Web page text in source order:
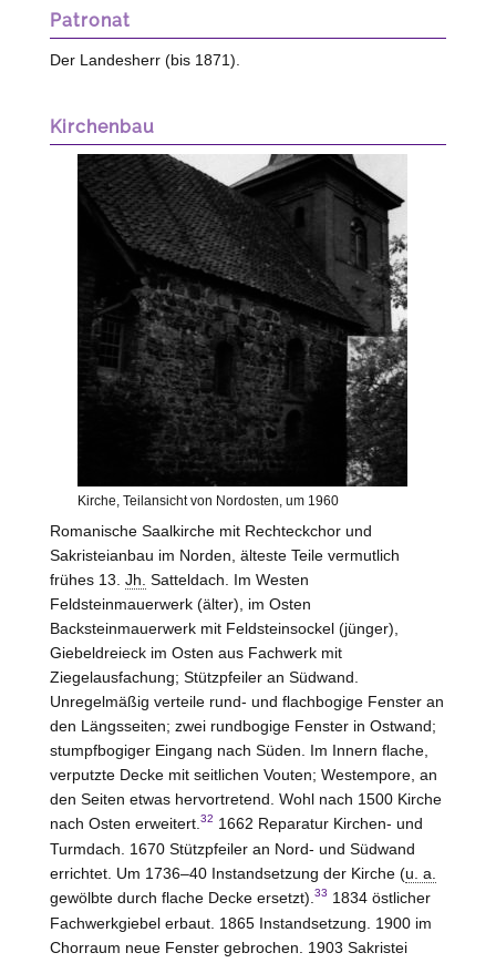
Patronat
Der Landesherr (bis 1871).
Kirchenbau
Kirche, Teilansicht von Nordosten, um 1960
Romanische Saalkirche mit Rechteckchor und
Sakristeianbau im Norden, älteste Teile vermutlich
frühes 13. Jh. Satteldach. Im Westen
Feldsteinmauerwerk (älter), im Osten
Backsteinmauerwerk mit Feldsteinsockel (jünger),
Giebeldreieck im Osten aus Fachwerk mit
Ziegelausfachung; Stützpfeiler an Südwand.
Unregelmäßig verteile rund- und flachbogige Fenster an
den Längsseiten; zwei rundbogige Fenster in Ostwand;
stumpfbogiger Eingang nach Süden. Im Innern flache,
verputzte Decke mit seitlichen Vouten; Westempore, an
den Seiten etwas hervortretend. Wohl nach 1500 Kirche
nach Osten erweitert. 32 1662 Reparatur Kirchen- und
Turmdach. 1670 Stützpfeiler an Nord- und Südwand
errichtet. Um 1736–40 Instandsetzung der Kirche (u. a.
gewölbte durch flache Decke ersetzt). 33 1834 östlicher
Fachwerkgiebel erbaut. 1865 Instandsetzung. 1900 im
Chorraum neue Fenster gebrochen. 1903 Sakristei